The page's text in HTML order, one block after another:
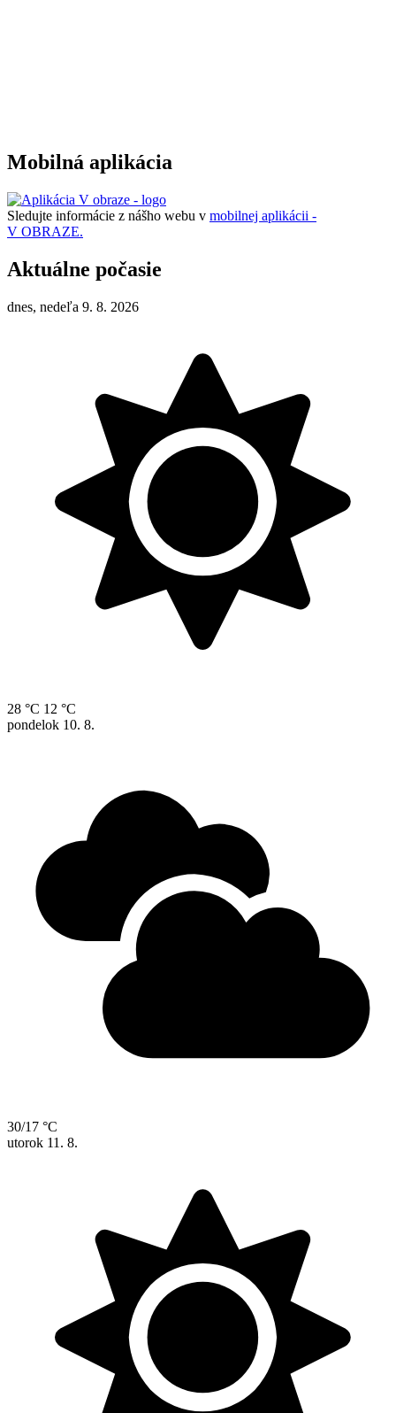
Mobilná aplikácia
Sledujte informácie z nášho webu v mobilnej aplikácii -
V OBRAZE.
Aktuálne počasie
dnes, nedeľa 9. 8. 2026
28 °C 12 °C
pondelok 10. 8.
30/17 °C
utorok 11. 8.